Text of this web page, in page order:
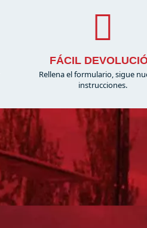
FÁCIL
Rellena el formulario, sigue
instrucciones.